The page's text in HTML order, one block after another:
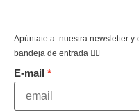
Apúntate a nuestra newsletter y
bandeja de entrada 👇🏻
E-mail